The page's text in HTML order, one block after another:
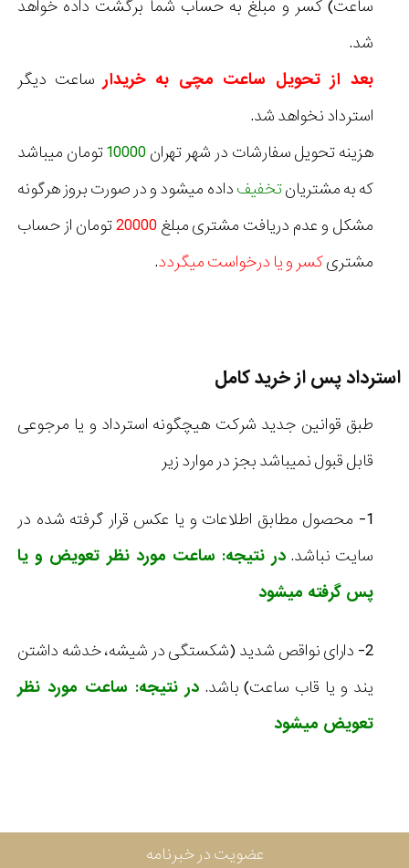
ساعت) کسر و مبلغ به حساب شما برگشت داده خواهد
شد.
بعد از تحویل ساعت مچی به خریدار ساعت دیگر
استرداد نخواهد شد.
هزینه تحویل سفارشات در شهر تهران10000تومان میباشد
که به مشتریانتخفیفداده میشود و در صورت بروز هرگونه
مشکل و عدم دریافت مشتری مبلغ20000تومان از حساب
مشتریکسر و یا درخواست میگردد.
استرداد پس از خرید کامل
طبق قوانین جدید شرکت هیچگونه استرداد و یا مرجوعی
قابل قبول نمیباشد بجز در موارد زیر
1- محصول مطابق اطلاعات و یا عکس قرار گرفته شده در
سایت نباشد.در نتیجه: ساعت مورد نظر تعویض و یا
پس گرفته میشود
2- دارای نواقص شدید (شکستگی در شیشه، خدشه داشتن
یند و یا قاب ساعت) باشد.در نتیجه: ساعت مورد نظر
تعویض میشود
عضویت در خبرنامه